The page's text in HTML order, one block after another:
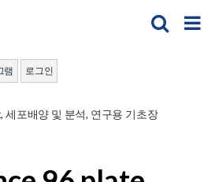
램 로그인
,세포배양 및 분석, 연구용 기초장